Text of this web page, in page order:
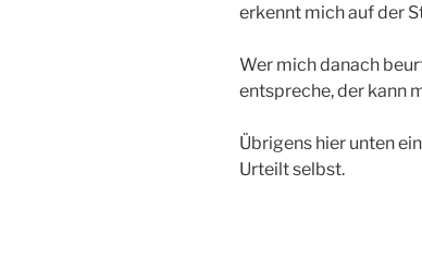
erkennt mich auf der
Wer mich danach
entspreche, der kann
Übrigens hier unten
Urteilt selbst.